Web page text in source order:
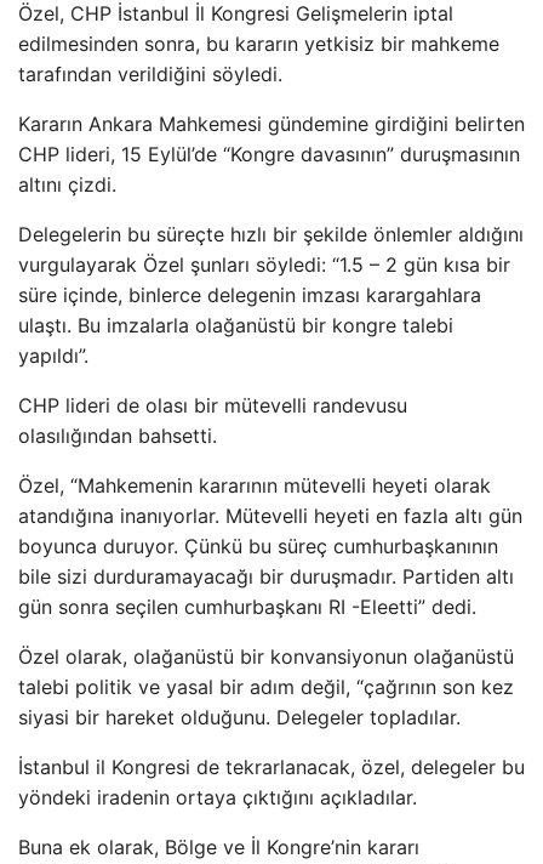
Özel, CHP İstanbul İl Kongresi Gelişmelerin iptal
edilmesinden sonra, bu kararın yetkisiz bir mahkeme
tarafından verildiğini söyledi.
Kararın Ankara Mahkemesi gündemine girdiğini belirten
CHP lideri, 15 Eylül’de “Kongre davasının” duruşmasının
altını çizdi.
Delegelerin bu süreçte hızlı bir şekilde önlemler aldığını
vurgulayarak Özel şunları söyledi: “1.5 – 2 gün kısa bir
süre içinde, binlerce delegenin imzası karargahlara
ulaştı. Bu imzalarla olağanüstü bir kongre talebi
yapıldı”.
CHP lideri de olası bir mütevelli randevusu
olasılığından bahsetti.
Özel, “Mahkemenin kararının mütevelli heyeti olarak
atandığına inanıyorlar. Mütevelli heyeti en fazla altı gün
boyunca duruyor. Çünkü bu süreç cumhurbaşkanının
bile sizi durduramayacağı bir duruşmadır. Partiden altı
gün sonra seçilen cumhurbaşkanı RI -Eleetti” dedi.
Özel olarak, olağanüstü bir konvansiyonun olağanüstü
talebi politik ve yasal bir adım değil, “çağrının son kez
siyasi bir hareket olduğunu. Delegeler topladılar.
İstanbul il Kongresi de tekrarlanacak, özel, delegeler bu
yöndeki iradenin ortaya çıktığını açıkladılar.
Buna ek olarak, Bölge ve İl Kongre’nin kararı